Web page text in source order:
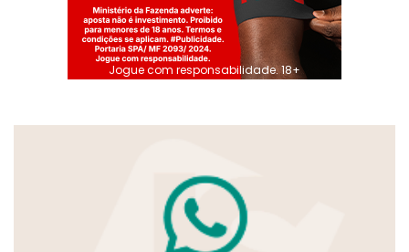
Jogue com responsabilidade. 18+